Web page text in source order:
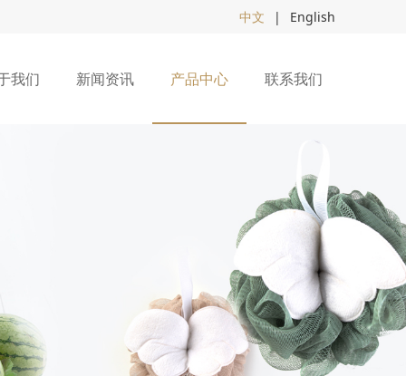
中文 | English
我们 新闻资讯 产品中心 联系我们